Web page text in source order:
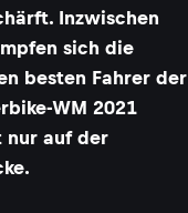
Inzwischen
sich die
besten Fahrer der
WM 2021
nur auf der